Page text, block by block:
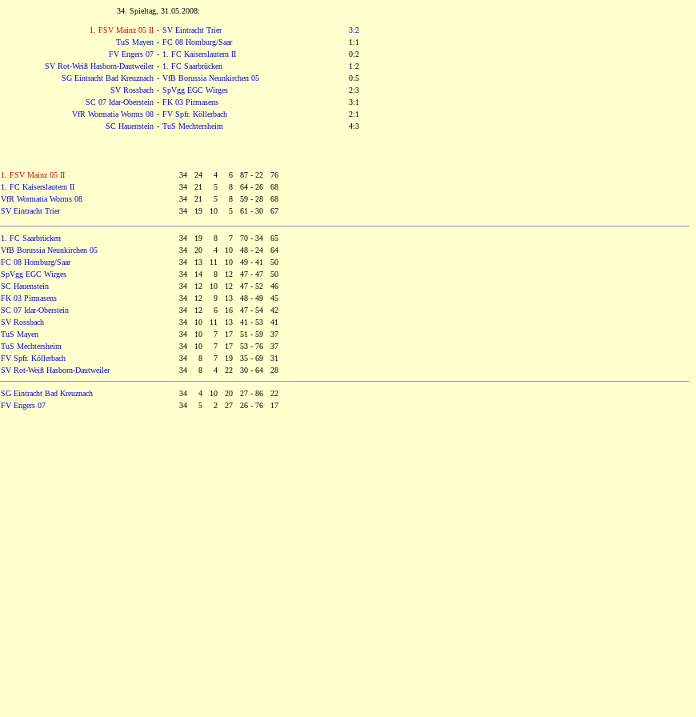
34. Spieltag, 31.05.2008:
1. FSV Mainz 05 II - SV Eintracht Trier
3:2
TuS Mayen - FC 08 Homburg/Saar
1:1
FV Engers 07 - 1. FC Kaiserslautern II
0:2
SV Rot-Weiß Hasborn-Dautweiler - 1. FC Saarbrücken
1:2
SG Eintracht Bad Kreuznach - VfB Borussia Neunkirchen 05
0:5
SV Rossbach - SpVgg EGC Wirges
2:3
SC 07 Idar-Oberstein - FK 03 Pirmasens
3:1
VfR Wormatia Worms 08 - FV Spfr. Köllerbach
2:1
SC Hauenstein - TuS Mechtersheim 4:3
1. FSV Mainz 05 II 34 24 4
6 87 - 22 76
1. FC Kaiserslautern II 34 21 5
8 64 - 26 68
VfR Wormatia Worms 08 34 21 5
8 59 - 28 68
SV Eintracht Trier 34 19 10 5 61 - 30 67
1. FC Saarbrücken 34 19 8
7 70 - 34 65
VfB Borussia Neunkirchen 05 34 20
4 10 48 - 24 64
FC 08 Homburg/Saar
34 13 11 10 49 - 41 50
SpVgg EGC Wirges 34 14
8 12 47 - 47 50
SC Hauenstein
34 12 10 12 47 - 52 46
FK 03 Pirmasens 34 12
9 13 48 - 49 45
SC 07 Idar-Oberstein 34 12
6 16 47 - 54 42
SV Rossbach
34 10 11 13 41 - 53 41
TuS Mayen 34 10
7 17 51 - 59 37
TuS Mechtersheim 34 10
7 17 53 - 76 37
FV Spfr. Köllerbach 34 8
7 19 35 - 69 31
SV Rot-Weiß Hasborn-Dautweiler 34 8 4 22 30 - 64 28
SG Eintracht Bad Kreuznach 34
4 10 20 27 - 86 22
FV Engers 07 34 5 2 27 26 - 76 17